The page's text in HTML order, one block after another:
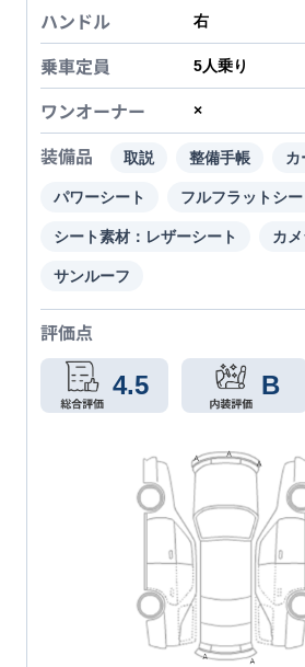
ハンドル 右
乗車定員 5人乗り
ワンオーナー ×
装備品 取説 整備手帳 カ
パワーシート フルフラットシー
シート素材：レザーシート カメ
サンルーフ
評価点
4.5 B